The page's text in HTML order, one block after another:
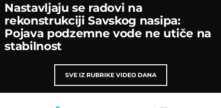
Nastavljaјu se radovi na
rekonstrukciјi Savskog nasipa:
Poјava podzemne vode ne utiče na
stabilnost
SVE IZ RUBRIKE VIDEO DANA